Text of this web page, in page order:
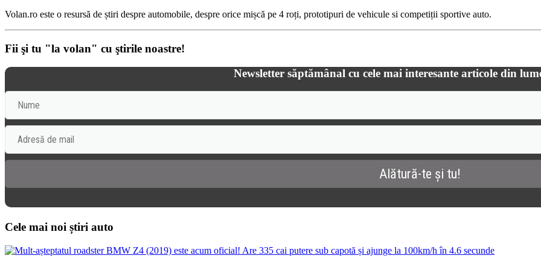
Volan.ro este o resursă de știri despre automobile, despre orice mișcă pe 4 roți, prototipuri de vehicule si competiții sportive auto.
Fii şi tu "la volan" cu ştirile noastre!
Newsletter săptămânal cu cele mai interesante articole din
Cele mai noi știri auto